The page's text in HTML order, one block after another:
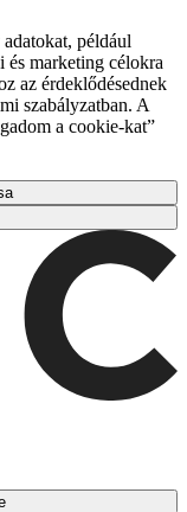
például
és marketing célokra
az érdeklődésednek
szabályzatban. A
a cookie-kat”